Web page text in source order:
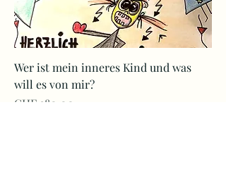
Wer ist mein inneres Kind und was
will es von mir?
Preis
CHF 380.00